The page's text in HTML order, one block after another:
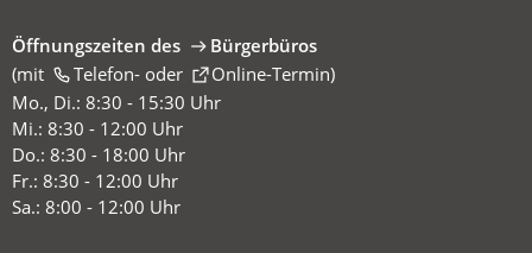
Öffnungszeiten des
Bürgerbüros
(mit
Telefon-oder Online-Termin
(Öffnet
in
einem
neuen
Tab)
)
Mo., Di.: 8:30 - 15:30 Uhr
Mi.: 8:30 - 12:00 Uhr
Do.: 8:30 - 18:00 Uhr
Fr.: 8:30 - 12:00 Uhr
Sa.: 8:00 - 12:00 Uhr